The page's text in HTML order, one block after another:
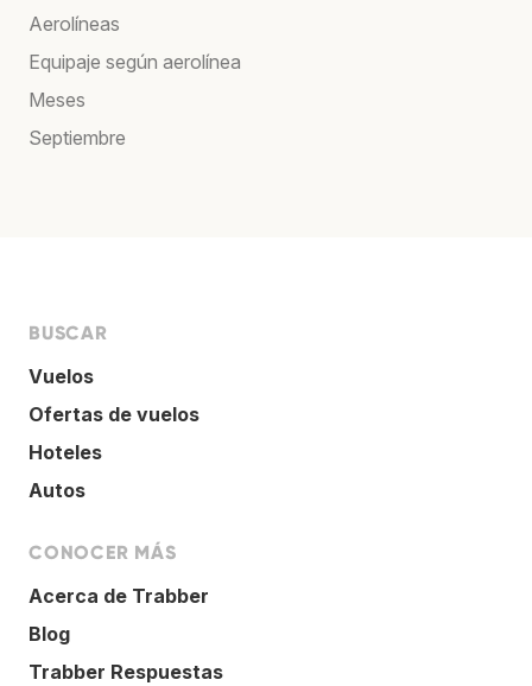
Aerolíneas
Equipaje según aerolínea
Meses
Septiembre
BUSCAR
Vuelos
Ofertas de vuelos
Hoteles
Autos
CONOCER MÁS
Acerca de Trabber
Blog
Trabber Respuestas